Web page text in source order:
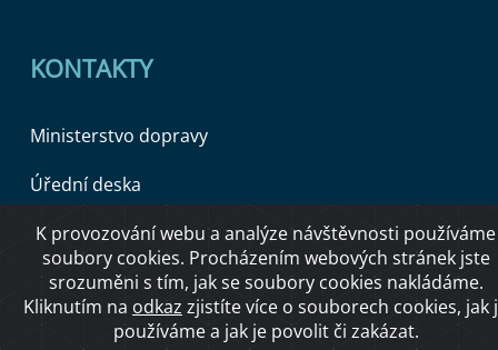
KONTAKTY
Ministerstvo dopravy
Úřední deska
Copyright © 2026 Ministerstvo dopravy ČR
O přístupnosti
K provozování webu a analýze návštěvnosti používáme
soubory cookies. Procházením webových stránek jste
srozuměni s tím, jak se soubory cookies nakládáme.
Kliknutím na odkaz zjistíte více o souborech cookies, jak
používáme a jak je povolit či zakázat.